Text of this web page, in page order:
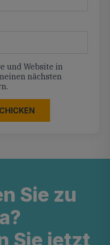
und Website in
nächsten
Sie zu
Sie jetzt